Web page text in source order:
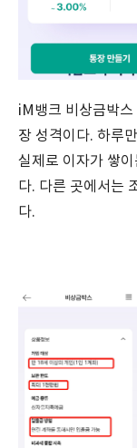
iM뱅크 비상금박
장 성격이다. 하루
실제로 이자가 쌓
다. 다른 곳에서는
다.